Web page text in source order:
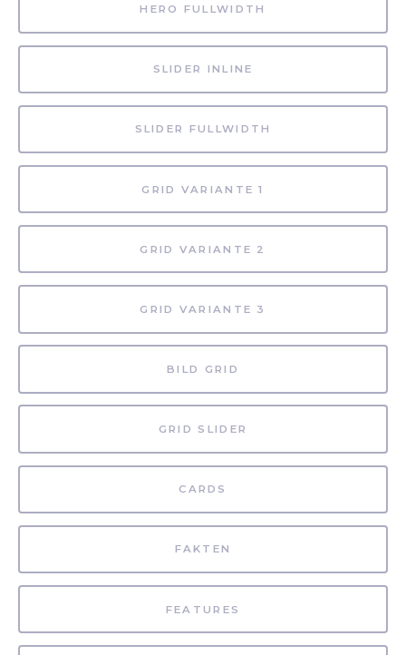
HERO FULLWIDTH
SLIDER INLINE
SLIDER FULLWIDTH
GRID VARIANTE 1
GRID VARIANTE 2
GRID VARIANTE 3
BILD GRID
GRID SLIDER
CARDS
FAKTEN
FEATURES